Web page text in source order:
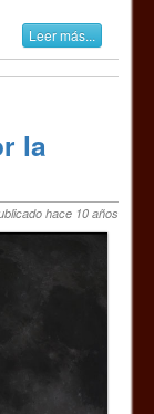
Leer más...
la
hace 10 años